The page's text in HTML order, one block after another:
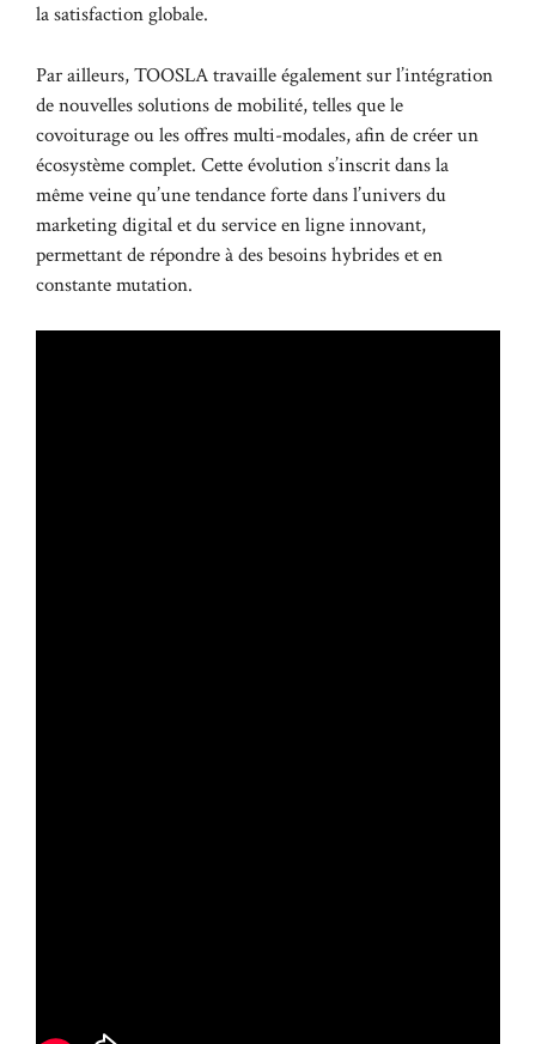
la satisfaction globale.
Par ailleurs, TOOSLA travaille également sur l’intégration
de nouvelles solutions de mobilité, telles que le
covoiturage ou les offres multi-modales, afin de créer un
écosystème complet. Cette évolution s’inscrit dans la
même veine qu’une tendance forte dans l’univers du
marketing digital et du service en ligne innovant,
permettant de répondre à des besoins hybrides et en
constante mutation.